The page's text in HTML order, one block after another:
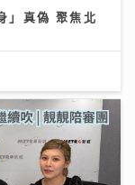
」真偽 聚焦北